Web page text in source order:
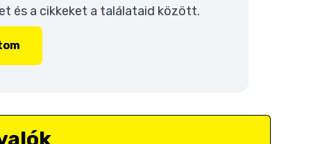
és a cikkeket a találataid között.